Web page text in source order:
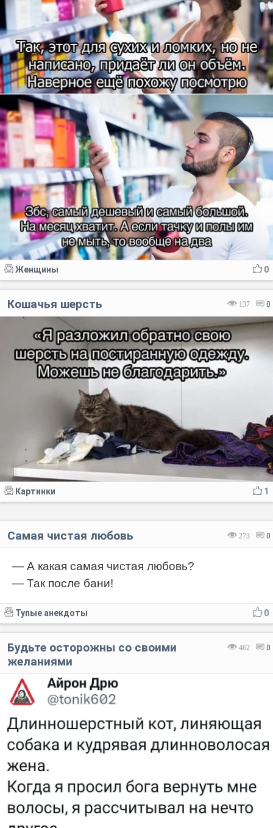
0
Женщины
137 0
Кошачья шерсть
1
Картинки
273 0
Самая чистая любовь
— А какая самая чистая любовь?
— Так после бани!
0
Тупые анекдоты
462 0
Будьте осторожны со своими
желаниями